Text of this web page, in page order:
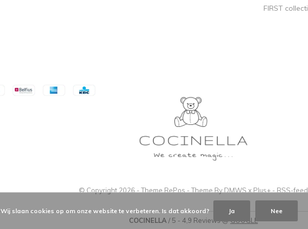
FIRST
© Copyright 2026 - Theme RePos - Theme By DMWS x Plus+ - RSS-feed
COCINELLA / 5 - 4,9 Reviews @GOOGLE
Wij slaan cookies op om onze website te verbeteren. Is dat akkoord? Ja Nee